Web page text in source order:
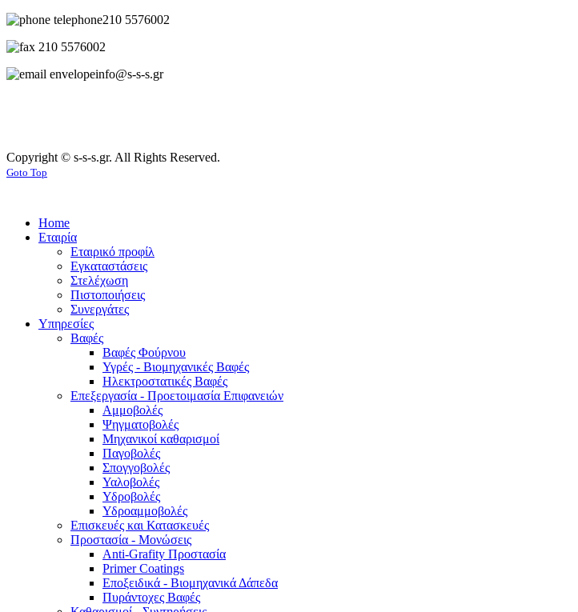
210 5576002
210 5576002
info@s-s-s.gr
Copyright © s-s-s.gr. All Rights Reserved.
Goto Top
Home
Εταιρία
Εταιρικό προφίλ
Εγκαταστάσεις
Στελέχωση
Πιστοποιήσεις
Συνεργάτες
Υπηρεσίες
Βαφές
Βαφές Φούρνου
Υγρές - Βιομηχανικές Βαφές
Ηλεκτροστατικές Βαφές
Επεξεργασία - Προετοιμασία Επιφανειών
Αμμοβολές
Ψηγματοβολές
Μηχανικοί καθαρισμοί
Παγοβολές
Σπογγοβολές
Υαλοβολές
Υδροβολές
Υδροαμμοβολές
Επισκευές και Κατασκευές
Προστασία - Μονώσεις
Anti-Grafity Προστασία
Primer Coatings
Εποξειδικά - Βιομηχανικά Δάπεδα
Πυράντοχες Βαφές